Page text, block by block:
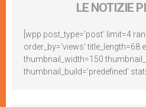
LE NOTIZIE
[wpp post_type='post' limit=4
order_by='views' title_length=68
thumbnail_width=150
thumbnail_build='predefined'